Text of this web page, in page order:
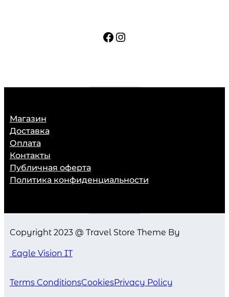
Facebook
Instagram
Магазин
Доставка
Оплата
Контакты
Публичная оферта
Политика конфиденциальности
Copyright 2023 @ Travel Store Theme By
Eagle Vision IT
Terms ConditionsCookiesPrivacy Policy